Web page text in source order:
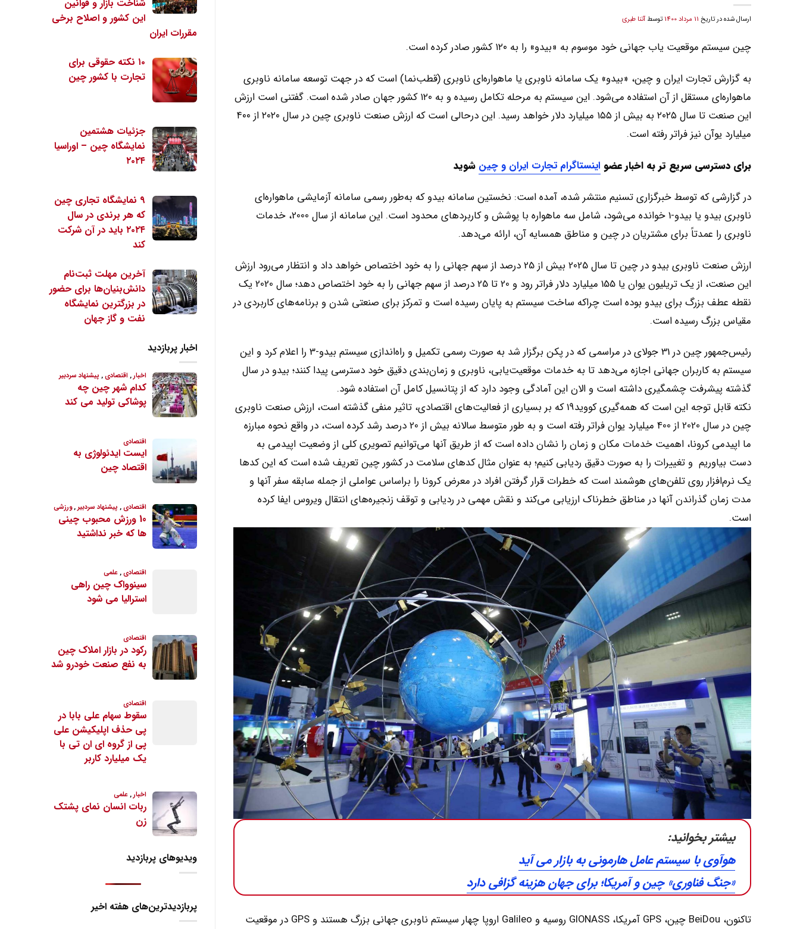
ارسال شده در تاریخ 11 مرداد 1400 توسط آتنا طبری
چین سیستم موقعیت یاب جهانی خود موسوم به «بیدو» را به ۱۲۰ کشور صادر کرده است.
به گزارش تجارت ایران و چین، «بیدو» یک سامانه ناوبری یا ماهواره‌ای ناوبری (قطب‌نما) است که در جهت توسعه سامانه ناوبری
ماهواره‌ای مستقل از آن استفاده می‌شود. این سیستم به مرحله تکامل رسیده و به ۱۲۰ کشور جهان صادر شده است. گفتنی است ارزش
این صنعت تا سال ۲۰۲۵ به بیش از ۱۵۵ میلیارد دلار خواهد رسید. این درحالی است که ارزش صنعت ناوبری چین در سال ۲۰۲۰ از ۴۰۰
میلیارد یوآن نیز فراتر رفته است.
برای دسترسی سریع تر به اخبار عضو اینستاگرام تجارت ایران و چین شوید
در گزارشی که توسط خبرگزاری تسنیم منتشر شده، آمده است: نخستین سامانه بیدو که به‌طور رسمی سامانه آزمایشی ماهواره‌ای
ناوبری بیدو یا بیدو-1 خوانده می‌شود، شامل سه ماهواره با پوشش و کاربردهای محدود است. این سامانه از سال 2000، خدمات
ناوبری را عمدتاً برای مشتریان در چین و مناطق همسایه آن، ارائه می‌دهد.
ارزش صنعت ناوبری بیدو در چین تا سال 2025 بیش از 25 درصد از سهم جهانی را به خود اختصاص خواهد داد و انتظار می‌رود ارزش
این صنعت، از یک تریلیون یوان یا 155 میلیارد دلار فراتر رود و 20 تا 25 درصد از سهم جهانی را به خود اختصاص دهد؛ سال 2020 یک
نقطه عطف بزرگ برای بیدو بوده است چراکه ساخت سیستم به پایان رسیده است و تمرکز برای صنعتی شدن و برنامه‌های کاربردی در
مقیاس بزرگ رسیده است.
رئیس‌جمهور چین در 31 جولای در مراسمی که در پکن برگزار شد به صورت رسمی تکمیل و راه‌اندازی سیستم بیدو-3 را اعلام کرد و این
سیستم به کاربران جهانی اجازه می‌دهد تا به خدمات موقعیت‌یابی، ناوبری و زمان‌بندی دقیق خود دسترسی پیدا کنند؛ بیدو در سال
گذشته پیشرفت چشمگیری داشته است و الان این آمادگی وجود دارد که از پتانسیل کامل آن استفاده شود.
نکته قابل توجه این است که همه‌گیری کووید19 که بر بسیاری از فعالیت‌های اقتصادی، تاثیر منفی گذشته است، ارزش صنعت ناوبری
چین در سال 2020 از 400 میلیارد یوان فراتر رفته است و به طور متوسط سالانه بیش از 20 درصد رشد کرده است، در واقع نحوه مبارزه
ما اپیدمی کرونا، اهمیت خدمات مکان و زمان را نشان داده است که از طریق آنها می‌توانیم تصویری کلی از وضعیت اپیدمی به
دست بیاوریم و تغییرات را به صورت دقیق ردیابی کنیم؛ به عنوان مثال کدهای سلامت در کشور چین تعریف شده است که این کدها
یک نرم‌افزار روی تلفن‌های هوشمند است که خطرات قرار گرفتن افراد در معرض کرونا را براساس عواملی از جمله سابقه سفر آنها و
مدت زمان گذراندن آنها در مناطق خطرناک ارزیابی می‌کند و نقش مهمی در ردیابی و توقف زنجیره‌های انتقال ویروس ایفا کرده
است.
بیشتر بخوانید:
هوآوی با سیستم عامل هارمونی به بازار می آید
«جنگ فناوری» چین و آمریکا‌‌‌؛ برای جهان هزینه گزافی دارد
تاکنون، BeiDou چین، GPS آمریکا، GlONASS روسیه و Galileo اروپا چهار سیستم ناوبری جهانی بزرگ هستند و GPS در موقعیت
شناخت بازار و قوانین
این کشور و اصلاح برخی
مقررات ایران
۱۰ نکته حقوقی برای
تجارت با کشور چین
جزئیات هشتمین
نمایشگاه چین – اوراسیا
۲۰۲۴
۹ نمایشگاه تجاری چین
که هر برندی در سال
۲۰۲۴ باید در آن شرکت
کند
آخرین مهلت ثبت‌نام
دانش‌بنیان‌ها برای حضور
در بزرگترین نمایشگاه
نفت و گاز جهان
اخبار پربازدید
ویدیوهای پربازدید
پربازدیدترین‌های هفته اخیر